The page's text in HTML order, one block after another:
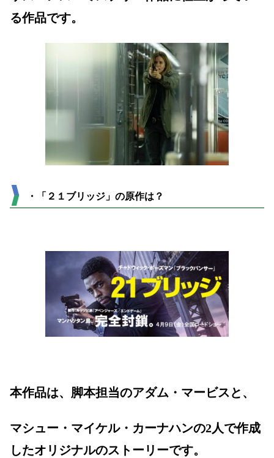
る作品です。
・「２１ブリッジ」の原作は？
本作品は、脚本担当のアダム・マービスと、
マシュー・マイケル・カーナハンの2人で作成
したオリジナルのストーリーです。